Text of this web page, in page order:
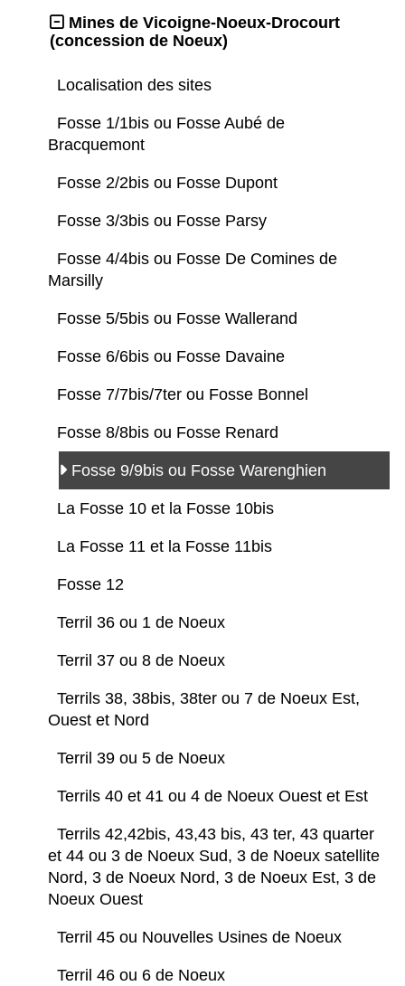
Mines de Vicoigne-Noeux-Drocourt
(concession de Noeux)
Localisation des sites
Fosse 1/1bis ou Fosse Aubé de
Bracquemont
Fosse 2/2bis ou Fosse Dupont
Fosse 3/3bis ou Fosse Parsy
Fosse 4/4bis ou Fosse De Comines de
Marsilly
Fosse 5/5bis ou Fosse Wallerand
Fosse 6/6bis ou Fosse Davaine
Fosse 7/7bis/7ter ou Fosse Bonnel
Fosse 8/8bis ou Fosse Renard
Fosse 9/9bis ou Fosse Warenghien
La Fosse 10 et la Fosse 10bis
La Fosse 11 et la Fosse 11bis
Fosse 12
Terril 36 ou 1 de Noeux
Terril 37 ou 8 de Noeux
Terrils 38, 38bis, 38ter ou 7 de Noeux Est,
Ouest et Nord
Terril 39 ou 5 de Noeux
Terrils 40 et 41 ou 4 de Noeux Ouest et Est
Terrils 42,42bis, 43,43 bis, 43 ter, 43 quarter
et 44 ou 3 de Noeux Sud, 3 de Noeux satellite
Nord, 3 de Noeux Nord, 3 de Noeux Est, 3 de
Noeux Ouest
Terril 45 ou Nouvelles Usines de Noeux
Terril 46 ou 6 de Noeux